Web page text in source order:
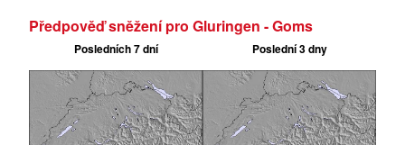
Předpověď sněžení pro Gluringen - Goms
Posledních 7 dní Poslední 3 dny